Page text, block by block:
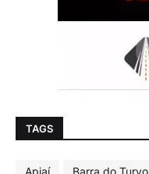
TAGS
Apiaí Barra do Turvo